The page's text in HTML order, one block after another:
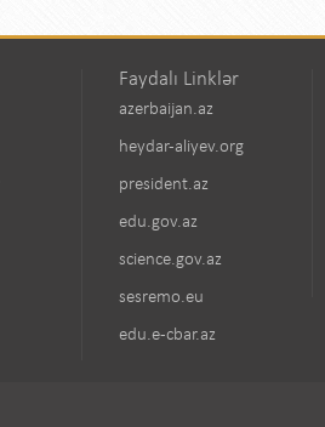
Faydalı Linklər
azerbaijan.az
heydar-aliyev.org
president.az
edu.gov.az
science.gov.az
sesremo.eu
edu.e-cbar.az